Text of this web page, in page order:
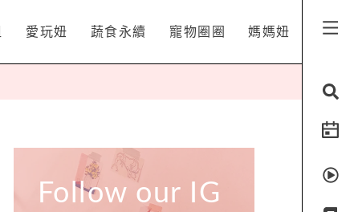
愛玩妞 蔬食永續 寵物圈圈 媽媽妞
Follow our IG